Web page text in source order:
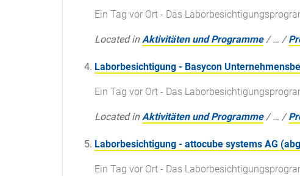
Ein Tag vor Ort - Das
Located in Aktivitäten und Programme /… /
Laborbesichtigung - Basycon
Ein Tag vor Ort - Das
Located in Aktivitäten und Programme /… /
Laborbesichtigung - attocube systems AG
Ein Tag vor Ort - Das